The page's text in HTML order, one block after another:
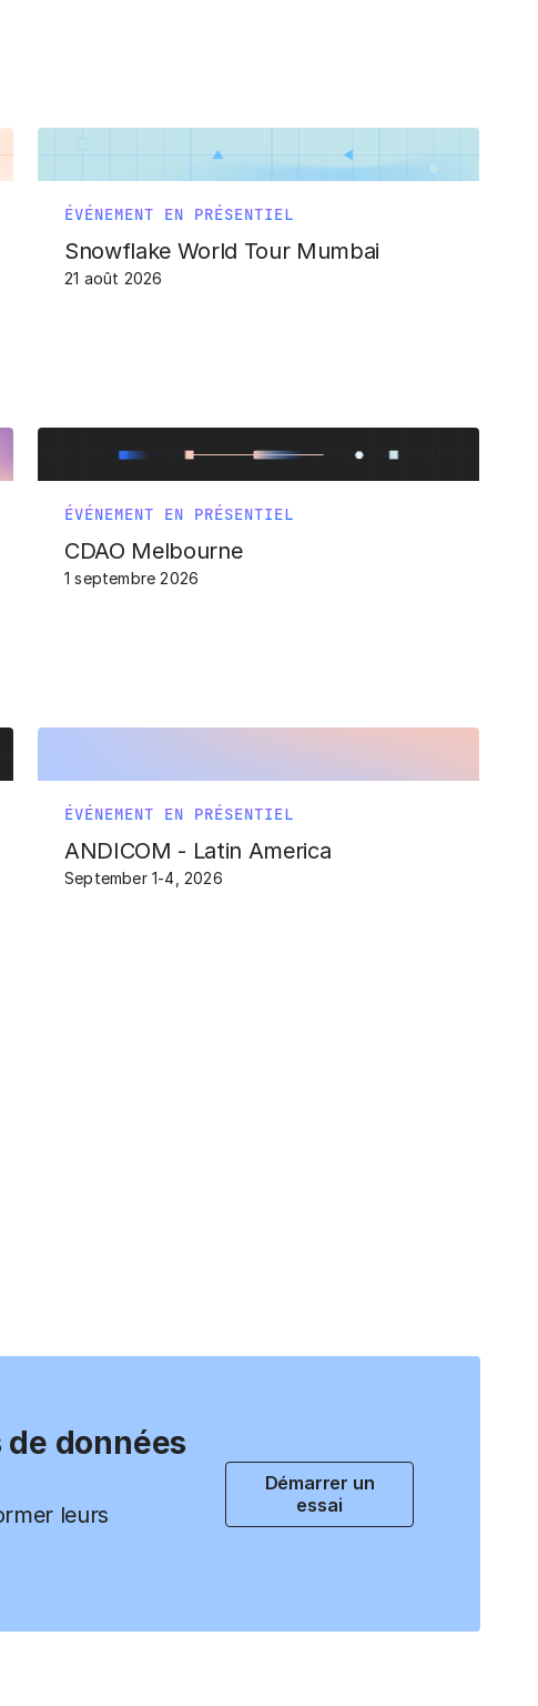
ÉVÉNEMENT EN PRÉSENTIEL
Snowflake World Tour Mumbai
21 août 2026
ÉVÉNEMENT EN PRÉSENTIEL
CDAO Melbourne
1 septembre 2026
ÉVÉNEMENT EN PRÉSENTIEL
ANDICOM - Latin America
September 1-4, 2026
données
leurs
Démarrer un
essai